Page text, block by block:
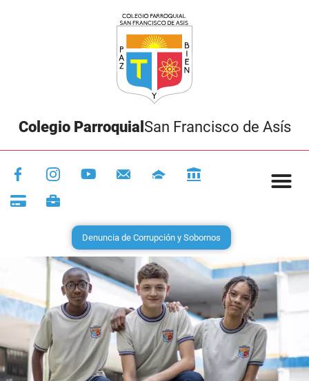
Colegio Parroquial San Francisco de Asís
Denuncia de Corrupción y Sobornos